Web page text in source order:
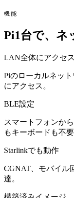
機能
Pi1台で、ネ
LAN全体にアクセス
Piのローカルネッ
にアクセス。
BLE設定
スマートフォンか
もキーボードも不要
Starlinkでも動作
CGNAT、モバイル
達。